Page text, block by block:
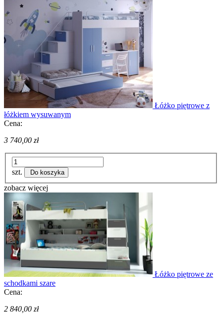
Łóżko piętrowe z
łóżkiem wysuwanym
Cena:
3 740,00 zł
szt. Do koszyka
zobacz więcej
Łóżko piętrowe ze
schodkami szare
Cena:
2 840,00 zł